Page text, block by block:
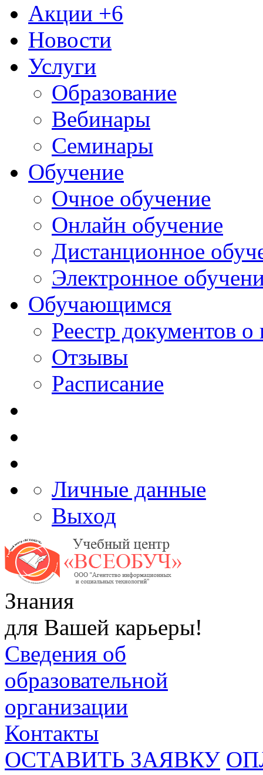
Акции +6
Новости
Услуги
Образование
Вебинары
Семинары
Обучение
Очное обучение
Онлайн обучение
Дистанционное
Электронное
Обучающимся
Реестр документов
Отзывы
Расписание
Личные данные
Выход
Знания
для Вашей карьеры!
Сведения об
образовательной
организации
Контакты
ОСТАВИТЬ ЗАЯВКУ